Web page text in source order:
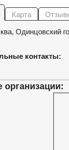
Карта
, Одинцовский
контакты:
организации: